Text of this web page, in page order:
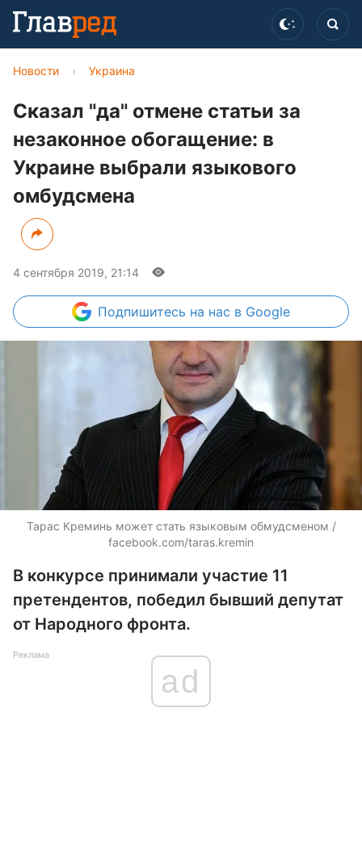
Новости › Украина
Сказал "да" отмене статьи за
незаконное обогащение: в
Украине выбрали языкового
омбудсмена
4 сентября 2019, 21:14
Подпишитесь на нас в Google
Тарас Креминь может стать языковым обмудсменом /
facebook.com/taras.kremin
В конкурсе принимали участие 11
претендентов, победил бывший депутат
от Народного фронта.
Реклама
ad